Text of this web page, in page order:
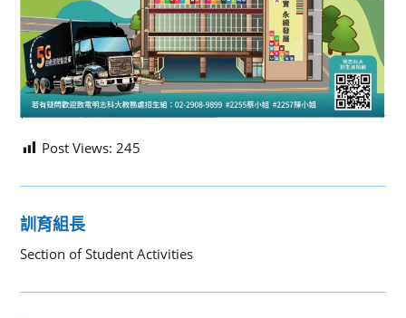
Post Views: 245
訓育組長
Section of Student Activities